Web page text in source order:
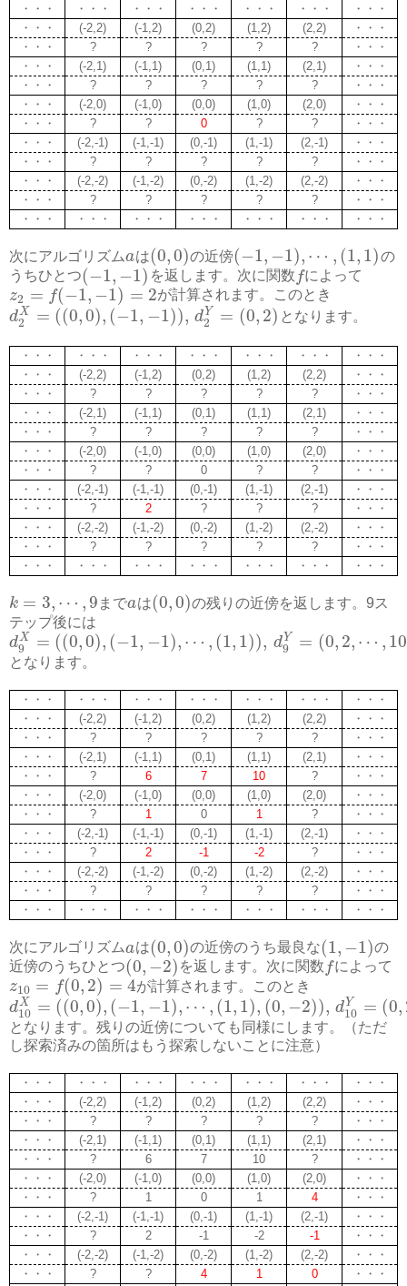
・・・ ・・・ ・・・ ・・・ ・・・ ・・・
・・・
・・・
(-2,2) (-1,2) (0,2) (1,2) (2,2)
・・・
・・・
? ? ? ? ?
・・・
・・・
(-2,1) (-1,1) (0,1) (1,1) (2,1)
・・・
・・・
? ? ? ? ?
・・・
・・・
(-2,0) (-1,0) (0,0) (1,0) (2,0)
・・・
・・・
? ? 0 ? ?
・・・
・・・
(-2,-1) (-1,-1) (0,-1) (1,-1) (2,-1)
・・・
・・・
? ? ? ? ?
・・・
・・・
(-2,-2) (-1,-2) (0,-2) (1,-2) (2,-2)
・・・
・・・
? ? ? ? ?
・・・
・・・
・・・ ・・・ ・・・ ・・・ ・・・ ・・・
次にアルゴリズムaは(0,0)の近傍(−1, −1), ⋯ , (1, 1)の
うちひとつ(−1, −1) を返します。次に関数 fによって
z2 = f(−1, −1) = 2が計算されます。このとき
dX
2 = ((0,0), (−1, −1)), dY
2 = (0, 2) となります。
・・・ ・・・ ・・・ ・・・ ・・・ ・・・
・・・
・・・
(-2,2) (-1,2) (0,2) (1,2) (2,2)
・・・
・・・
? ? ? ? ?
・・・
・・・
(-2,1) (-1,1) (0,1) (1,1) (2,1)
・・・
・・・
? ? ? ? ?
・・・
・・・
(-2,0) (-1,0) (0,0) (1,0) (2,0)
・・・
・・・
? ? 0 ? ?
・・・
・・・
(-2,-1) (-1,-1) (0,-1) (1,-1) (2,-1)
・・・
・・・
? 2 ? ? ?
・・・
・・・
(-2,-2) (-1,-2) (0,-2) (1,-2) (2,-2)
・・・
・・・
? ? ? ? ?
・・・
・・・
・・・ ・・・ ・・・ ・・・ ・・・ ・・・
k = 3, ⋯ ,9 までaは(0,0)の残りの近傍を返します。9ス
テップ後には
dX
9 = ((0,0), (−1, −1), ⋯ , (1, 1)), dY
9 = (0, 2, ⋯ , 10
となります。
・・・ ・・・ ・・・ ・・・ ・・・ ・・・
・・・
・・・
(-2,2) (-1,2) (0,2) (1,2) (2,2)
・・・
・・・
? ? ? ? ?
・・・
・・・
(-2,1) (-1,1) (0,1) (1,1) (2,1)
・・・
・・・
? 6 7 10 ?
・・・
・・・
(-2,0) (-1,0) (0,0) (1,0) (2,0)
・・・
・・・
? 1 0 1 ?
・・・
・・・
(-2,-1) (-1,-1) (0,-1) (1,-1) (2,-1)
・・・
・・・
? 2 -1 -2 ?
・・・
・・・
(-2,-2) (-1,-2) (0,-2) (1,-2) (2,-2)
・・・
・・・
? ? ? ? ?
・・・
・・・
・・・ ・・・ ・・・ ・・・ ・・・ ・・・
次にアルゴリズムaは(0,0)の近傍のうち最良な(1, −1)の
近傍のうちひとつ(0, −2) を返します。次に関数 fによって
z10 = f(0, 2) = 4が計算されます。このとき
dX
10 = ((0,0), (−1, −1), ⋯ , (1, 1), (0, −2)), dY
10 = (0,
となります。残りの近傍についても同様にします。（ただ
し探索済みの箇所はもう探索しないことに注意）
・・・ ・・・ ・・・ ・・・ ・・・ ・・・
・・・
・・・
(-2,2) (-1,2) (0,2) (1,2) (2,2)
・・・
・・・
? ? ? ? ?
・・・
・・・
(-2,1) (-1,1) (0,1) (1,1) (2,1)
・・・
・・・
? 6 7 10 ?
・・・
・・・
(-2,0) (-1,0) (0,0) (1,0) (2,0)
・・・
・・・
? 1 0 1 4
・・・
・・・
(-2,-1) (-1,-1) (0,-1) (1,-1) (2,-1)
・・・
・・・
? 2 -1 -2 -1
・・・
・・・
(-2,-2) (-1,-2) (0,-2) (1,-2) (2,-2)
・・・
・・・
? ? 4 1 0
・・・